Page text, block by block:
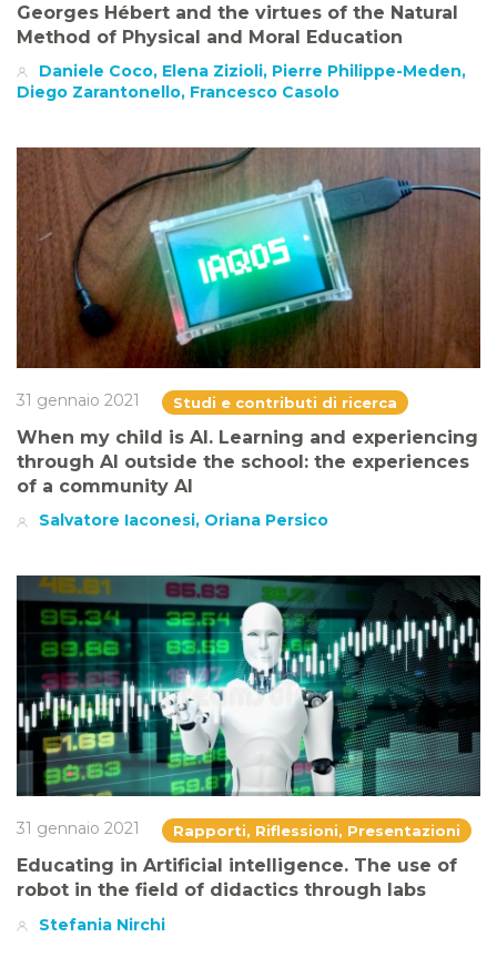
Georges Hébert and the virtues of the Natural
Method of Physical and Moral Education
Daniele Coco, Elena Zizioli, Pierre Philippe-Meden,
Diego Zarantonello, Francesco Casolo
31 gennaio 2021 Studi e contributi di ricerca
When my child is AI. Learning and experiencing
through AI outside the school: the experiences
of a community AI
Salvatore Iaconesi, Oriana Persico
31 gennaio 2021 Rapporti, Riflessioni, Presentazioni
Educating in Artificial intelligence. The use of
robot in the field of didactics through labs
Stefania Nirchi